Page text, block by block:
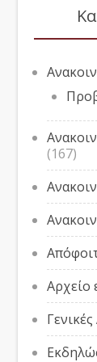
(167)
Αρχείο